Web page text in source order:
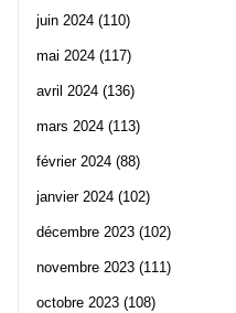
juin 2024 (110)
mai 2024 (117)
avril 2024 (136)
mars 2024 (113)
février 2024 (88)
janvier 2024 (102)
décembre 2023 (102)
novembre 2023 (111)
octobre 2023 (108)